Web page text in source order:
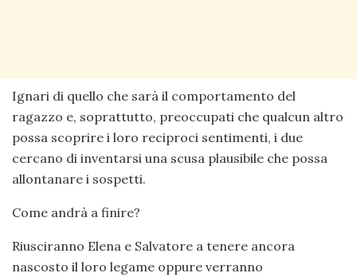
Ignari di quello che sarà il comportamento del
ragazzo e, soprattutto, preoccupati che qualcun altro
possa scoprire i loro reciproci sentimenti, i due
cercano di inventarsi una scusa plausibile che possa
allontanare i sospetti.
Come andrà a finire?
Riusciranno Elena e Salvatore a tenere ancora
nascosto il loro legame oppure verranno